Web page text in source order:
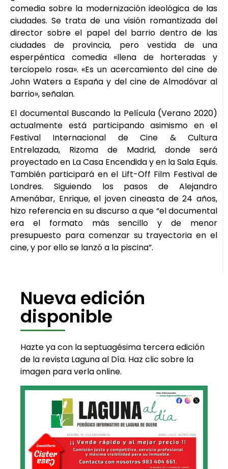
comedia sobre la modernización ideológica de las
ciudades. Se trata de una visión romantizada del
director sobre el papel del barrio dentro de las
ciudades de provincia, pero vestida de una
esperpéntica comedia «llena de horteradas y
terciopelo rosa». «Es un acercamiento del cine de
John Waters a España y del cine de Almodóvar al
barrio», señalan.
El documental Buscando la Película (Verano 2020)
actualmente está participando asimismo en el
Festival Internacional de Cine & Cultura
Entrelazada, Rizoma de Madrid, donde será
proyectado en La Casa Encendida y en la Sala Equis.
También participará en el Lift-Off Film Festival de
Londres. Siguiendo los pasos de Alejandro
Amenábar, Enrique, el joven cineasta de 24 años,
hizo referencia en su discurso a que “el documental
era el formato más sencillo y de menor
presupuesto para comenzar su trayectoria en el
cine, y por ello se lanzó a la piscina”.
Nueva edición
disponible
Hazte ya con la septuagésima tercera edición
de la revista Laguna al Día. Haz clic sobre la
imagen para verla online.